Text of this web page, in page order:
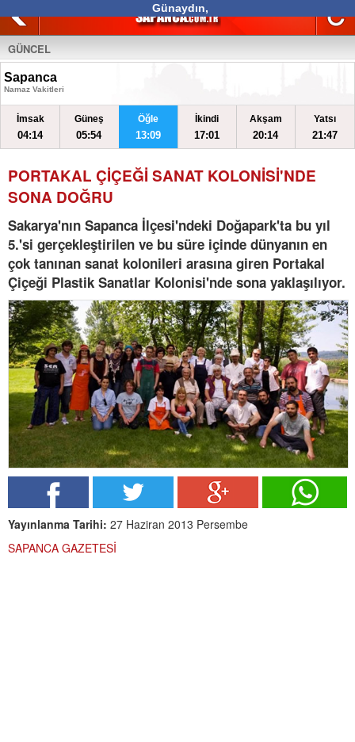
Günaydın,
Güzel bir gün geçirmeni dileriz.Bugün hava nasıl olacak? Tıkla öğren
GÜNCEL
Sapanca
Namaz Vakitleri
İmsak
04:14
Güneş
05:54
Öğle
13:09
İkindi
17:01
Akşam
20:14
Yatsı
21:47
PORTAKAL ÇİÇEĞİ SANAT KOLONİSİ'NDE
SONA DOĞRU
Sakarya'nın Sapanca İlçesi'ndeki Doğapark'ta bu yıl
5.'si gerçekleştirilen ve bu süre içinde dünyanın en
çok tanınan sanat kolonileri arasına giren Portakal
Çiçeği Plastik Sanatlar Kolonisi'nde sona yaklaşılıyor.
Yayınlanma Tarihi: 27 Haziran 2013 Persembe
SAPANCA GAZETESİ